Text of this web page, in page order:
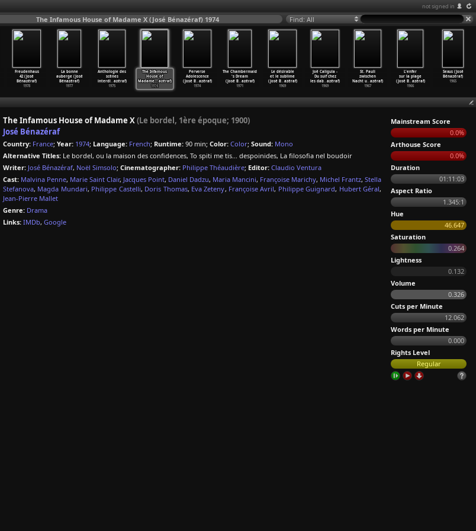
not signed in
The Infamous House of Madame X (José Bénazéraf) 1974 Find: All
Anthologie des
scènes
interdi… azéraf)
1975
The Infamous
House of
Madame…azéraf)
1974
Perverse
Adolescence
(José B… azéraf)
1974
The Chambermaid
's Dream
(José B… azéraf)
1971
Le désirable
et le sublime
(José B… azéraf)
1969
Joë Caligula -
Du suif chez
les dab… azéraf)
1969
St. Pauli
zwischen
Nacht u… azéraf)
1967
L'enfer
sur la plage
(José B… azéraf)
1966
Sexus (José
Bénazéraf)
1965
Freudenhaus
42 (José
Bénazéraf)
1978
La bonne
auberge (José
Bénazéraf)
1977
The Infamous House of Madame X(Le bordel, 1ère époque; 1900)
José Bénazéraf
Country: France; Year: 1974; Language: French; Runtime: 90 min; Color: Color; Sound: Mono
Alternative Titles: Le bordel, ou la maison des confidences, To spiti me tis... despoinides, La filosofia nel boudoir
Writer: José Bénazéraf, Noël Simsolo; Cinematographer: Philippe Théaudière; Editor: Claudio Ventura
Cast: Malvina Penne, Marie Saint Clair, Jacques Point, Daniel Dadzu, Maria Mancini, Françoise Marichy, Michel Frantz, Stella
Stefanova, Magda Mundari, Philippe Castelli, Doris Thomas, Eva Zeteny, Françoise Avril, Philippe Guignard, Hubert Géral,
Jean-Pierre Mallet
Genre: Drama
Links: IMDb, Google
Mainstream Score
0.0%
Arthouse Score
0.0%
Duration
01:11:03
Aspect Ratio
1.345:1
Hue
46.647
Saturation
0.264
Lightness
0.132
Volume
0.326
Cuts per Minute
12.062
Words per Minute
0.000
Rights Level
Regular